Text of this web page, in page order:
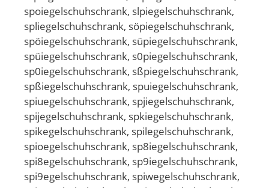
spoiegelschuhschrank, slpiegelschuhschrank,
spliegelschuhschrank, söpiegelschuhschrank,
spöiegelschuhschrank, süpiegelschuhschrank,
spüiegelschuhschrank, s0piegelschuhschrank,
sp0iegelschuhschrank, sßpiegelschuhschrank,
spßiegelschuhschrank, spuiegelschuhschrank,
spiuegelschuhschrank, spjiegelschuhschrank,
spijegelschuhschrank, spkiegelschuhschrank,
spikegelschuhschrank, spilegelschuhschrank,
spioegelschuhschrank, sp8iegelschuhschrank,
spi8egelschuhschrank, sp9iegelschuhschrank,
spi9egelschuhschrank, spiwegelschuhschrank,